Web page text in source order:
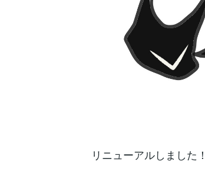
リニューアルしました！